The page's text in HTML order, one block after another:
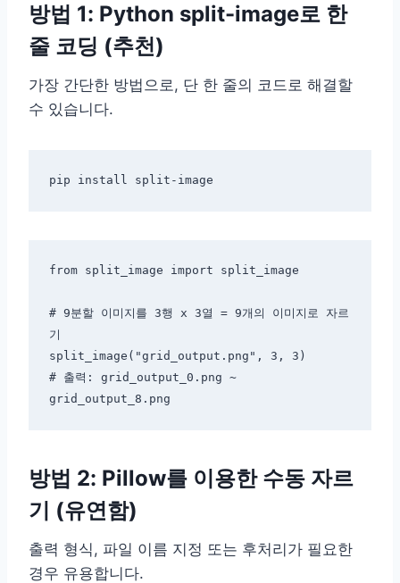
방법 1: Python split-image로 한
줄 코딩 (추천)
가장 간단한 방법으로, 단 한 줄의 코드로 해결할
수 있습니다.
from split_image import split_image
# 9분할 이미지를 3행 x 3열 = 9개의 이미지로 자르
기
split_image("grid_output.png", 3, 3)
# 출력: grid_output_0.png ~
방법 2: Pillow를 이용한 수동 자르
기 (유연함)
출력 형식, 파일 이름 지정 또는 후처리가 필요한
경우 유용합니다.